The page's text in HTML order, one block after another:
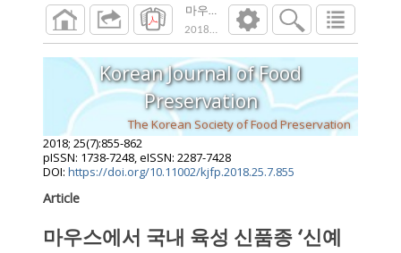
마우스에서 국내 육성 신품종 ‘신예감’ 추
2018;25 ( ):855 862
Korean Journal of Food
Preservation
The Korean Society of Food Preservation
2018; 25(7):855-862
pISSN: 1738-7248, eISSN: 2287-7428
DOI: https://doi.org/10.11002/kjfp.2018.25.7.855
Article
마우스에서 국내 육성 신품종 ‘신예